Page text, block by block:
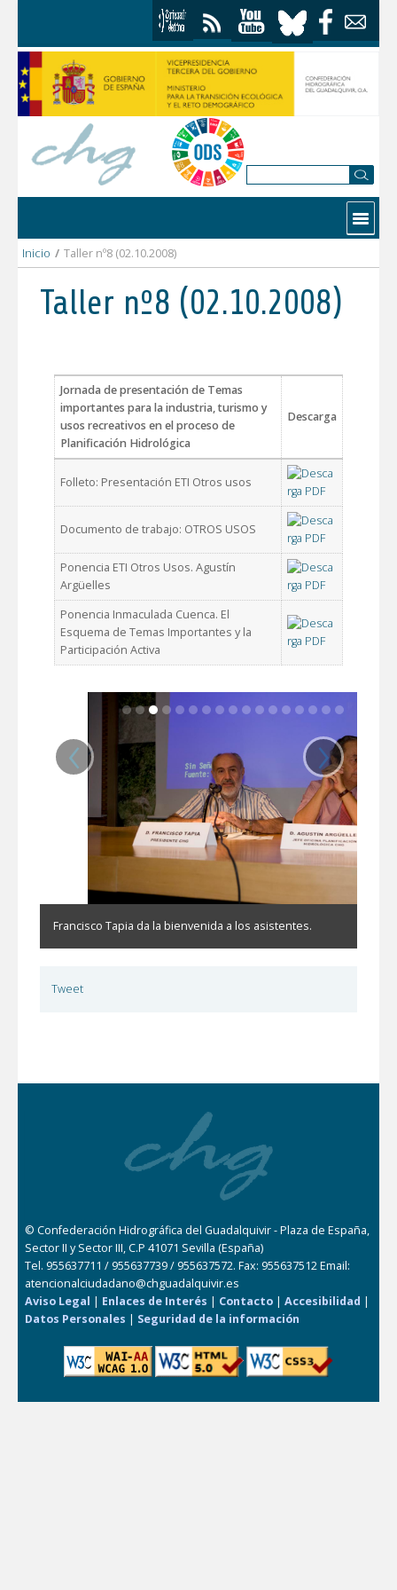
Contactar
Inicio / Taller nº8 (02.10.2008)
Taller nº8 (02.10.2008)
Jornada de presentación de Temas
importantes para la industria, turismo y
usos recreativos en el proceso de
Planificación Hidrológica
Descarga
Folleto: Presentación ETI Otros usos
Documento de trabajo: OTROS USOS
Ponencia ETI Otros Usos. Agustín
Argüelles
Ponencia Inmaculada Cuenca. El
Esquema de Temas Importantes y la
Participación Activa
Francisco Tapia da la bienvenida a los asistentes.
‹ ›
Tweet
© Confederación Hidrográfica del Guadalquivir - Plaza de España,
Sector II y Sector III, C.P 41071 Sevilla (España)
Tel. 955637711 / 955637739 / 955637572. Fax: 955637512 Email:
atencionalciudadano@chguadalquivir.es
Aviso Legal | Enlaces de Interés | Contacto |Accesibilidad |
Datos Personales | Seguridad de la información